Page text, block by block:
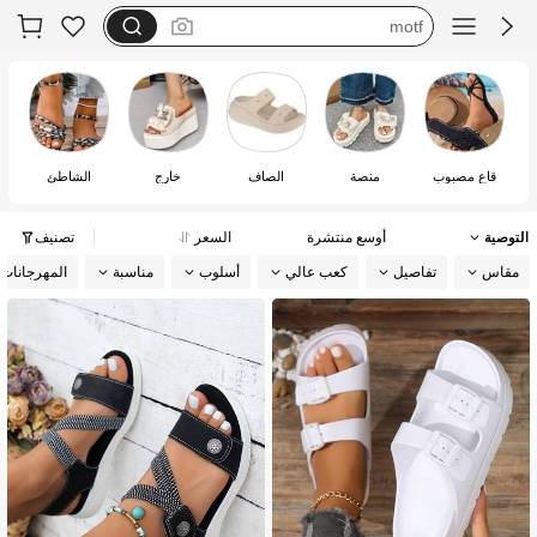
فستان يخفي الكرش
flipflops
قاع مصبوب منصة الصاف خارج الشاطئ
التوصية أوسع منتشرة السعر تصنيف
مقاس تفاصيل كعب عالي أسلوب مناسبة المهرجانات